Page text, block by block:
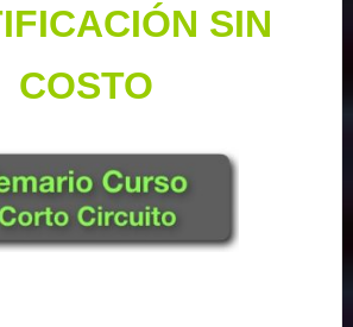
SIN
COSTO